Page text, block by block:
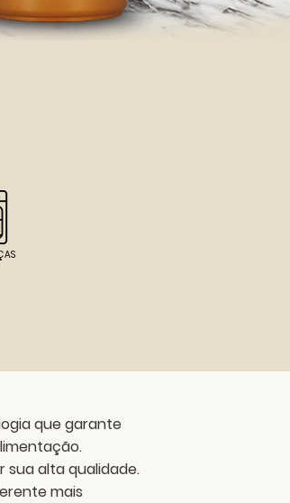
que garante
sua alta qualidade.
mais